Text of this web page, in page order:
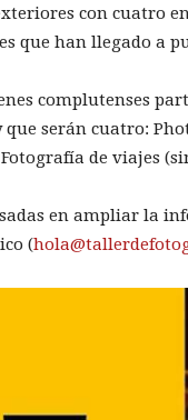
con cuatro
que han llegado a
complutenses
serán cuatro:
de viajes
en ampliar la
(